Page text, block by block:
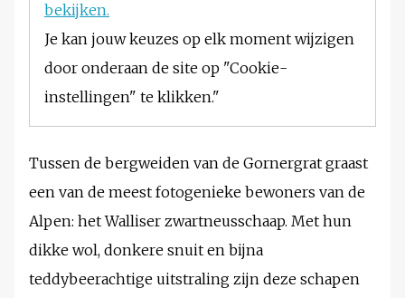
bekijken.
Je kan jouw keuzes op elk moment wijzigen
door onderaan de site op "Cookie-
instellingen" te klikken."
Tussen de bergweiden van de Gornergrat graast
een van de meest fotogenieke bewoners van de
Alpen: het Walliser zwartneusschaap. Met hun
dikke wol, donkere snuit en bijna
teddybeerachtige uitstraling zijn deze schapen